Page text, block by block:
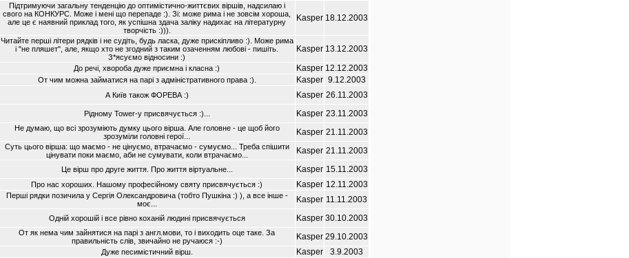
Пiдтримуючи загальну тенденцiю до оптимiстично-життєвих вiршiв, надсилаю i
свого на КОНКУРС. Може i менi що перепаде :). Зi: може рима i не зовсiм хороша,
але це є наявний приклад того, як успiшна здача залiку надихає на лiтературну
творчiсть :))).
Kasper 18.12.2003
Читайте першi лiтери рядкiв i не судiть, будь ласка, дуже прискiпливо :). Може рима
i "не пляшет", але, якщо хто не згодний з таким озаченням любовi - пишiть.
З*ясуємо вiдносини :)
Kasper 13.12.2003
До речi, хвороба дуже приємна i класна :) Kasper 12.12.2003
От чим можна займатися на парi з адмiнiстративного права :). Kasper 9.12.2003
А Київ також ФОРЕВА :) Kasper 26.11.2003
Рiдному Tower-y присвячується :)... Kasper 23.11.2003
Не думаю, що всi зрозумiють думку цього вiрша. Але головне - це щоб його
зрозумiли головнi герої...
Kasper 21.11.2003
Суть цього вiрша: що маємо - не цiнуємо, втрачаємо - сумуємо... Треба спiшити
цiнувати поки маємо, аби не сумувати, коли втрачаємо...
Kasper 21.11.2003
Це вiрш про друге життя. Про життя вiртуальне... Kasper 15.11.2003
Про нас хороших. Нашому професiйному святу присвячується :) Kasper 12.11.2003
Першi рядки позичила у Сергiя Олександровича (тобто Пушкiна :) ), а все iнше -
моє...
Kasper 11.11.2003
Однiй хорошiй i все рiвно коханiй людинi присвячується Kasper 30.10.2003
От як нема чим зайнятися на парi з англ.мови, то i виходить оце таке. За
правильнiсть слiв, звичайно не ручаюся :-)
Kasper 29.10.2003
Дуже песимiстичний вiрш. Kasper
3.9.2003